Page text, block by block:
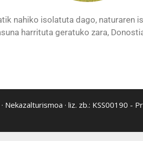
nahiko isolatuta dago, naturaren
harrituta geratuko zara,
· liz. zb.: KSS00190 -